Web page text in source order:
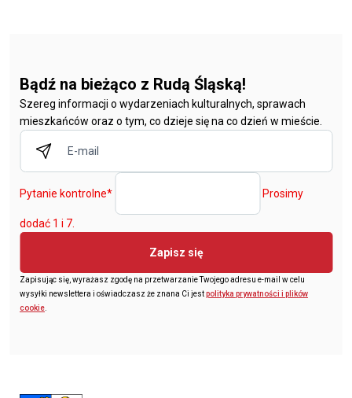
Bądź na bieżąco z Rudą Śląską!
Szereg informacji o wydarzeniach kulturalnych, sprawach
mieszkańców oraz o tym, co dzieje się na co dzień w mieście.
Pytanie kontrolne* Prosimy
dodać 1 i 7.
Zapisz się
Zapisując się, wyrażasz zgodę na przetwarzanie Twojego adresu e-mail w celu
wysyłki newslettera i oświadczasz że znana Ci jestpolityka prywatności i plików
cookie.